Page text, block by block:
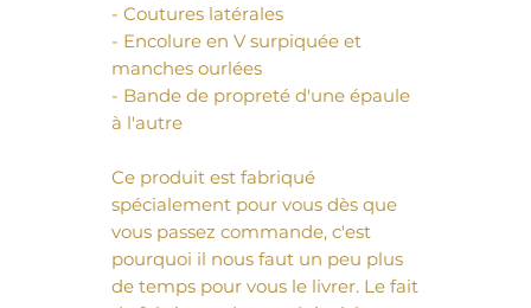
- Coutures latérales
- Encolure en V surpiquée et
manches ourlées
- Bande de propreté d'une épaule
à l'autre
Ce produit est fabriqué
spécialement pour vous dès que
vous passez commande, c'est
pourquoi il nous faut un peu plus
de temps pour vous le livrer. Le fait